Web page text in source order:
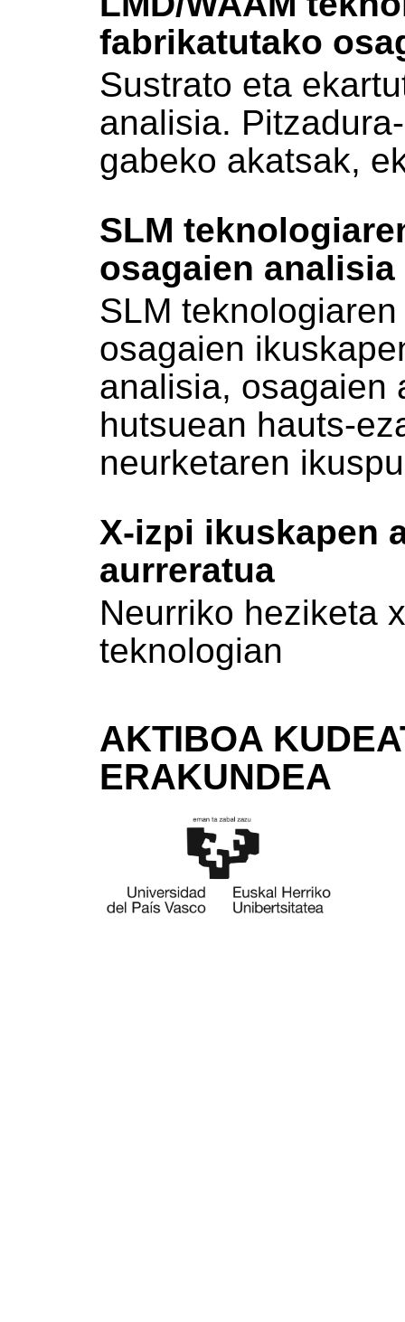
fabrikatutako
Sustrato eta
analisia.
gabeko akatsak,
SLM
osagaien
SLM
osagaien
analisia, osagaien
hutsuean hauts-
neurketaren
X-izpi ikuskapen
aurreratua
Neurriko heziketa
teknologian
AKTIBOA
ERAKUNDEA